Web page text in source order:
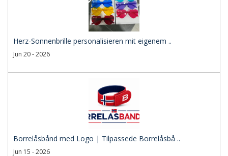
Herz-Sonnenbrille personalisieren mit eigenem ..
Jun 20 - 2026
Borrelåsbånd med Logo | Tilpassede Borrelåsbå ..
Jun 15 - 2026